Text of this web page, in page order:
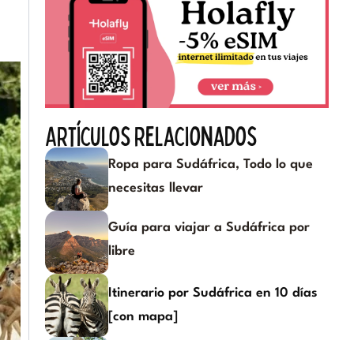
Artículos relacionados
Ropa para Sudáfrica, Todo lo que
necesitas llevar
Guía para viajar a Sudáfrica por
libre
Itinerario por Sudáfrica en 10 días
[con mapa]